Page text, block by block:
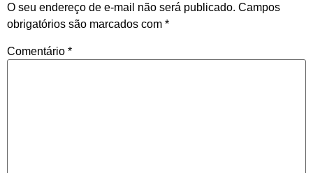
O seu endereço de e-mail não será publicado. Campos
obrigatórios são marcados com *
Comentário *